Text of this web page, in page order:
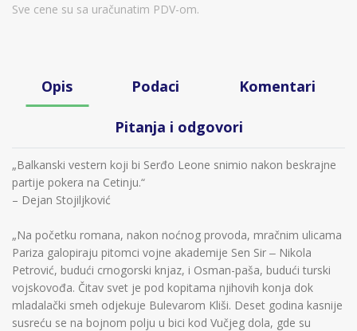
Sve cene su sa uračunatim PDV-om.
Opis Podaci Komentari
Pitanja i odgovori
„Balkanski vestern koji bi Serđo Leone snimio nakon beskrajne
partije pokera na Cetinju.“
– Dejan Stojiljković
„Na početku romana, nakon noćnog provoda, mračnim ulicama
Pariza galopiraju pitomci vojne akademije Sen Sir ‒ Nikola
Petrović, budući crnogorski knjaz, i Osman-paša, budući turski
vojskovođa. Čitav svet je pod kopitama njihovih konja dok
mladalački smeh odjekuje Bulevarom Kliši. Deset godina kasnije
susreću se na bojnom polju u bici kod Vučjeg dola, gde su